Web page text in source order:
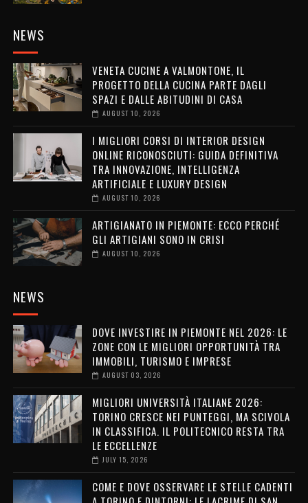
NEWS
VENETA CUCINE A VALMONTONE, IL
PROGETTO DELLA CUCINA PARTE DAGLI
SPAZI E DALLE ABITUDINI DI CASA
AUGUST 10, 2026
I MIGLIORI CORSI DI INTERIOR DESIGN
ONLINE RICONOSCIUTI: GUIDA DEFINITIVA
TRA INNOVAZIONE, INTELLIGENZA
ARTIFICIALE E LUXURY DESIGN
AUGUST 10, 2026
ARTIGIANATO IN PIEMONTE: ECCO PERCHÉ
GLI ARTIGIANI SONO IN CRISI
AUGUST 10, 2026
NEWS
DOVE INVESTIRE IN PIEMONTE NEL 2026: LE
ZONE CON LE MIGLIORI OPPORTUNITÀ TRA
IMMOBILI, TURISMO E IMPRESE
AUGUST 03, 2026
MIGLIORI UNIVERSITÀ ITALIANE 2026:
TORINO CRESCE NEI PUNTEGGI, MA SCIVOLA
IN CLASSIFICA. IL POLITECNICO RESTA TRA
LE ECCELLENZE
JULY 15, 2026
COME E DOVE OSSERVARE LE STELLE CADENTI